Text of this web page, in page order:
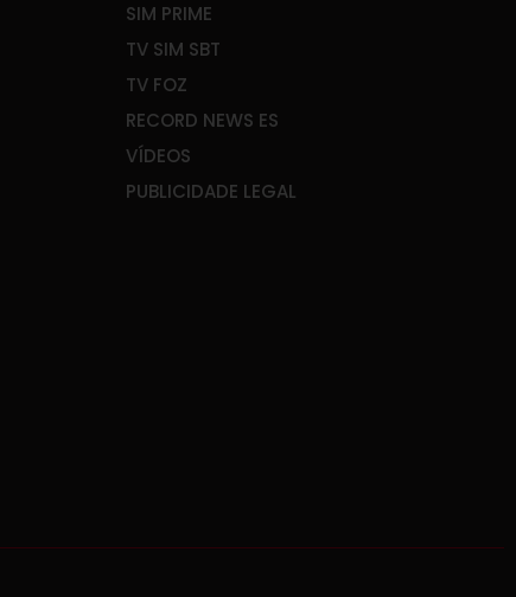
SIM PRIME
TV SIM SBT
TV FOZ
RECORD NEWS ES
VÍDEOS
PUBLICIDADE LEGAL